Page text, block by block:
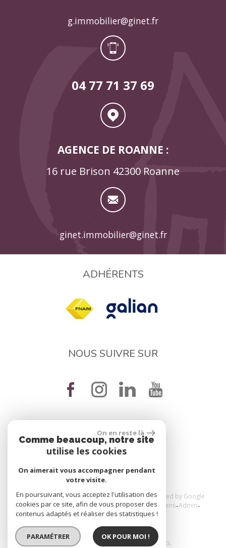
g.immobilier@ginet.fr
04 77 71 37 69
AGENCE DE ROANNE :
16 rue Brison 42300 Roanne
ginet.immobilier@ginet.fr
ADHÉRENTS
NOUS SUIVRE SUR
réalisé par
© 2026 | Tous droits réservés | Traduction powered by Google
Plan du site Mentions légales Nos honoraires Liens Admin
Toutes nos annonces
Politique RGPD
Site internet compatible multi-supports,
On en reste là
Comme beaucoup, notre site
utilise les cookies
On aimerait vous accompagner pendant
votre visite.
En poursuivant, vous acceptez l'utilisation des
cookies par ce site, afin de vous proposer des
contenus adaptés et réaliser des statistiques !
PARAMÉTRER OK POUR MOI !